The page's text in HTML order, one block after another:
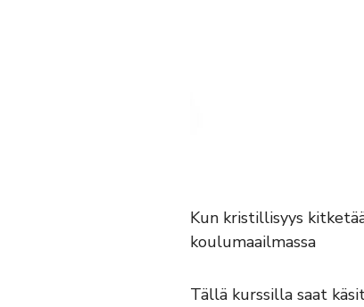
Kun kristillisyys
koulumaailmassa
Tällä kurssilla saat